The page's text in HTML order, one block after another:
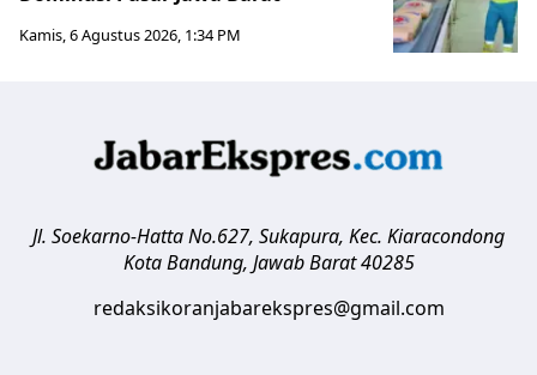
Kamis, 6 Agustus 2026, 1:34 PM
Jl. Soekarno-Hatta No.627, Sukapura, Kec. Kiaracondong
Kota Bandung, Jawab Barat 40285
redaksikoranjabarekspres@gmail.com